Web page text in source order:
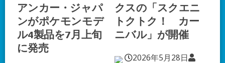
アンカー・ジャパ
ンがポケモンモデ
ル4製品を7月上旬
に発売
クスの「スクエニ
トクトク！ カー
ニバル」が開催
2026年5月28日